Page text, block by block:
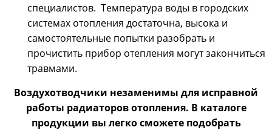
специалистов. Температура воды в городских
системах отопления достаточна, высока и
самостоятельные попытки разобрать и
прочистить прибор отепления могут закончиться
травмами.
Воздухотводчики незаменимы для исправной
работы радиаторов отопления. В каталоге
продукции вы легко сможете подобрать